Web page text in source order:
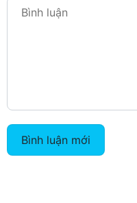
Bình luận mới